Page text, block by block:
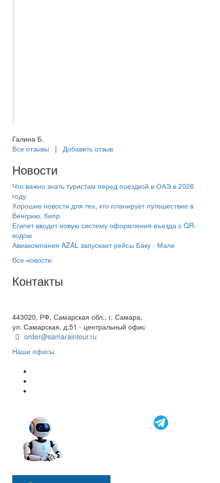
Галина Б.
Все отзывы | Добавить отзыв
Новости
Что важно знать туристам перед поездкой в ОАЭ в 2026
году
Хорошие новости для тех, кто планирует путешествие в
Венгрию, Кипр
Египет вводит новую систему оформления въезда с QR-
кодом
Авиакомпания AZAL запускает рейсы Баку - Мале
Все новости
Контакты
443020, РФ, Самарская обл., г. Самара,
ул. Самарская, д.51 - центральный офис
order@samaraintour.ru
Наши офисы